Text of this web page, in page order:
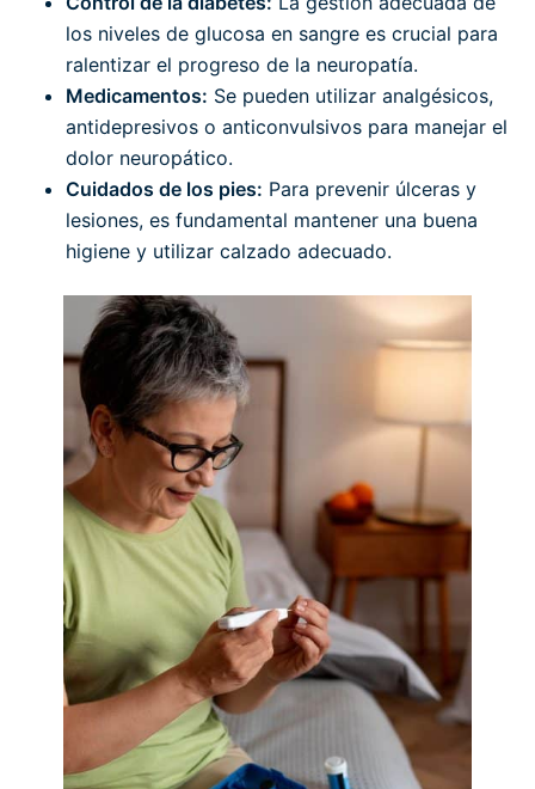
los niveles de glucosa en sangre es crucial para
ralentizar el progreso de la neuropatía.
Medicamentos: Se pueden utilizar analgésicos,
antidepresivos o anticonvulsivos para manejar el
dolor neuropático.
Cuidados de los pies: Para prevenir úlceras y
lesiones, es fundamental mantener una buena
higiene y utilizar calzado adecuado.